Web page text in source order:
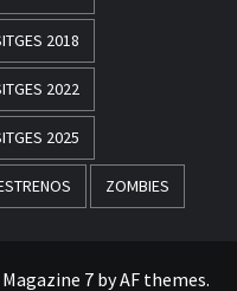
2018
2022
2025
ZOMBIES
Magazine 7by AF themes.